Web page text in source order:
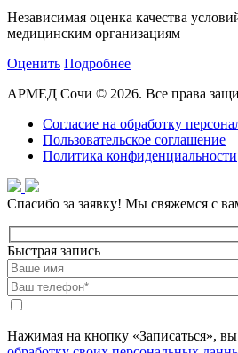
Независимая оценка качества
медицинским организациям
Оценить Подробнее
АРМЕД Сочи © 2026. Все права
Согласие на обработку
Пользовательское соглашение
Политика конфиденциальности
Спасибо за заявку! Мы свяжемся с
Быстрая запись
Нажимая на кнопку «Записаться», вы